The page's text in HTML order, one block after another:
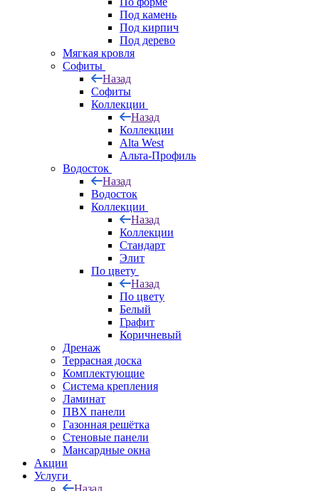
Под камень
Под кирпич
Под дерево
Мягкая кровля
Софиты
Назад
Софиты
Коллекции
Назад
Коллекции
Alta West
Альта-Профиль
Водосток
Назад
Водосток
Коллекции
Назад
Коллекции
Стандарт
Элит
По цвету
Назад
По цвету
Белый
Графит
Коричневый
Дренаж
Террасная доска
Комплектующие
Система крепления
Ламинат
ПВХ панели
Газонная решётка
Стеновые панели
Мансардные окна
Акции
Услуги
Назад